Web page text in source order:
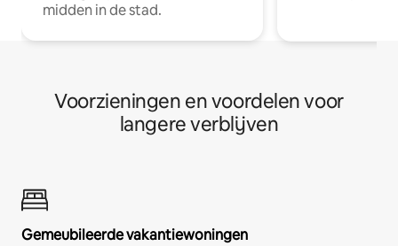
midden in de stad.
Voorzieningen en voordelen voor
langere verblijven
Gemeubileerde vakantiewoningen